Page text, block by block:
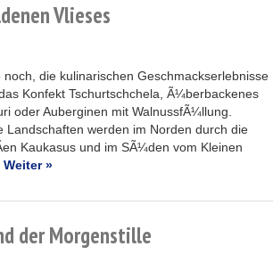
Vlieses
die kulinarischen Geschmackserlebnisse
Konfekt Tschurtschchela, Ã¼berbackenes
oder Auberginen mit WalnussfÃ¼llung.
Landschaften werden im Norden durch die
Kaukasus und im SÃ¼den vom Kleinen
Weiter »
der Morgenstille